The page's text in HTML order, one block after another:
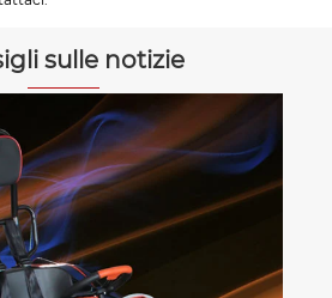
sulle notizie